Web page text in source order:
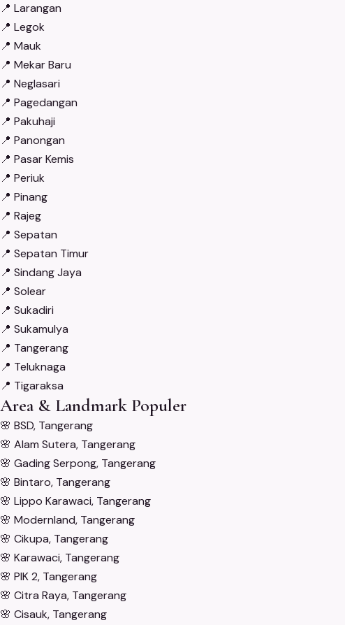
📍 Larangan
📍 Legok
📍 Mauk
📍 Mekar Baru
📍 Neglasari
📍 Pagedangan
📍 Pakuhaji
📍 Panongan
📍 Pasar Kemis
📍 Periuk
📍 Pinang
📍 Rajeg
📍 Sepatan
📍 Sepatan Timur
📍 Sindang Jaya
📍 Solear
📍 Sukadiri
📍 Sukamulya
📍 Tangerang
📍 Teluknaga
📍 Tigaraksa
Area & Landmark Populer
🌸 BSD, Tangerang
🌸 Alam Sutera, Tangerang
🌸 Gading Serpong, Tangerang
🌸 Bintaro, Tangerang
🌸 Lippo Karawaci, Tangerang
🌸 Modernland, Tangerang
🌸 Cikupa, Tangerang
🌸 Karawaci, Tangerang
🌸 PIK 2, Tangerang
🌸 Citra Raya, Tangerang
🌸 Cisauk, Tangerang